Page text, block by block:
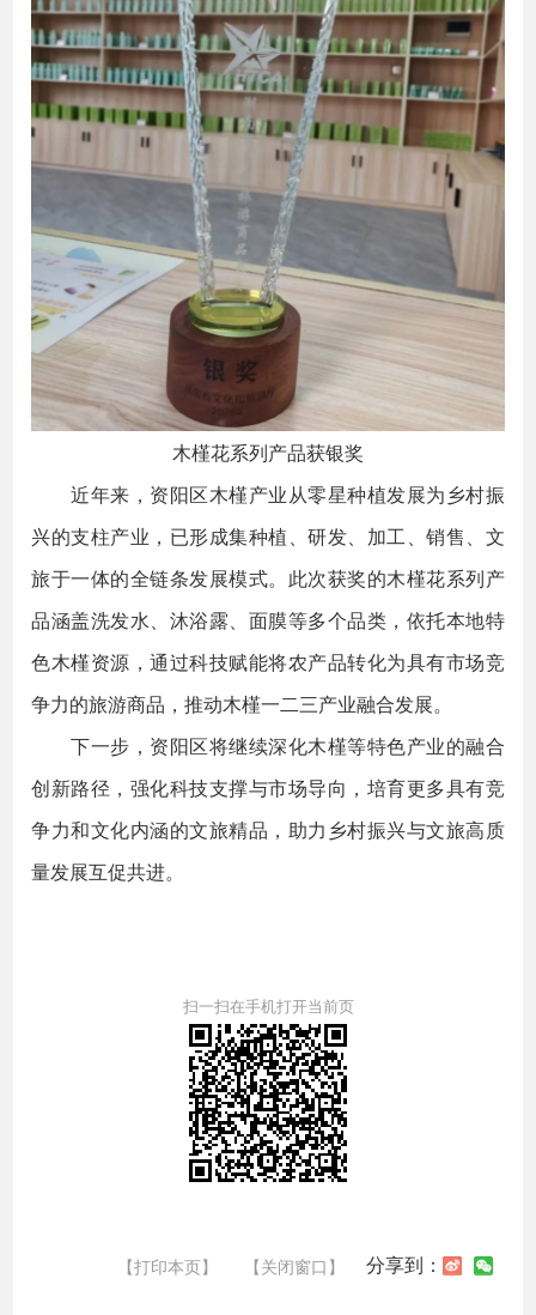
木槿花系列产品获银奖
近年来，资阳区木槿产业从零星种植发展为乡村振
兴的支柱产业，已形成集种植、研发、加工、销售、文
旅于一体的全链条发展模式。此次获奖的木槿花系列产
品涵盖洗发水、沐浴露、面膜等多个品类，依托本地特
色木槿资源，通过科技赋能将农产品转化为具有市场竞
争力的旅游商品，推动木槿一二三产业融合发展。
下一步，资阳区将继续深化木槿等特色产业的融合
创新路径，强化科技支撑与市场导向，培育更多具有竞
争力和文化内涵的文旅精品，助力乡村振兴与文旅高质
量发展互促共进。
扫一扫在手机打开当前页
【打印本页】 【关闭窗口】 分享到：